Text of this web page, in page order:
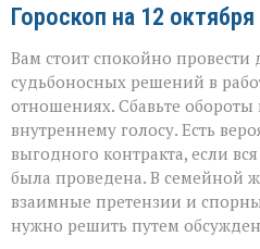
Гороскоп на 12
Вам стоит спокойно
судьбоносных решений в
отношениях. Сбавьте
внутреннему голосу. Есть
выгодного контракта, если
была проведена. В семейной
взаимные претензии и
нужно решить путем